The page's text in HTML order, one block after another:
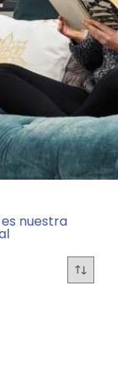
nuestra